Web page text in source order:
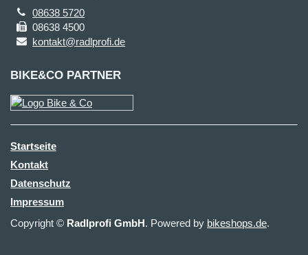
08638 5720
08638 4500
kontakt@radlprofi.de
BIKE&CO PARTNER
Startseite
Kontakt
Datenschutz
Impressum
Copyright © Radlprofi GmbH. Powered by bikeshops.de.